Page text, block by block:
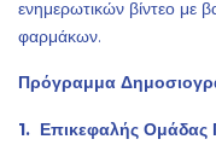
ενημερωτικών βίντεο με
φαρμάκων.
Πρόγραμμα
1. Επικεφαλής Ομάδας